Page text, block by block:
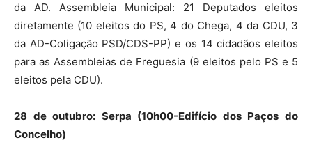
da AD. Assembleia Municipal: 21 Deputados eleitos
diretamente (10 eleitos do PS, 4 do Chega, 4 da CDU, 3
da AD-Coligação PSD/CDS-PP) e os 14 cidadãos eleitos
para as Assembleias de Freguesia (9 eleitos pelo PS e 5
eleitos pela CDU).
28 de outubro: Serpa (10h00-Edifício dos Paços do
Concelho)